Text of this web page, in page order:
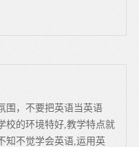
围，不要把英语当英语
校的环境特好,教学特点就
知不觉学会英语,运用英